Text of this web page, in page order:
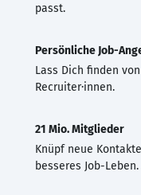
passt.
Persönliche Job-
Lass Dich finden
Recruiter·innen.
21 Mio. Mitglieder
Knüpf neue
besseres Job-Leben.